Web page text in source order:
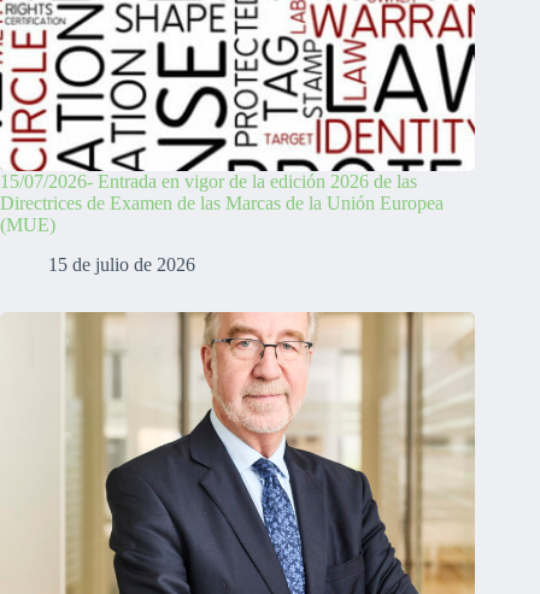
15/07/2026- Entrada en vigor de la edición 2026 de las
Directrices de Examen de las Marcas de la Unión Europea
(MUE)
15 de julio de 2026